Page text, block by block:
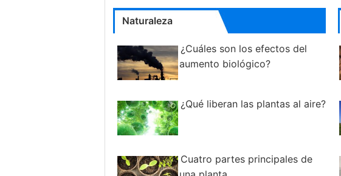
Naturaleza
¿Cuáles son los efectos del
aumento biológico?
¿Qué liberan las plantas al aire?
Cuatro partes principales de